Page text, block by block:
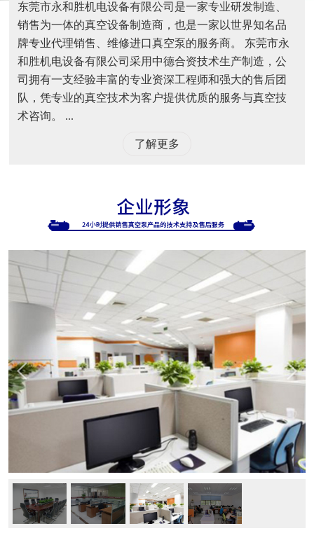
东莞市永和胜机电设备有限公司是一家专业研发制造、
销售为一体的真空设备制造商，也是一家以世界知名品
牌专业代理销售、维修进口真空泵的服务商。 东莞市永
和胜机电设备有限公司采用中德合资技术生产制造，公
司拥有一支经验丰富的专业资深工程师和强大的售后团
队，凭专业的真空技术为客户提供优质的服务与真空技
术咨询。 ...
了解更多